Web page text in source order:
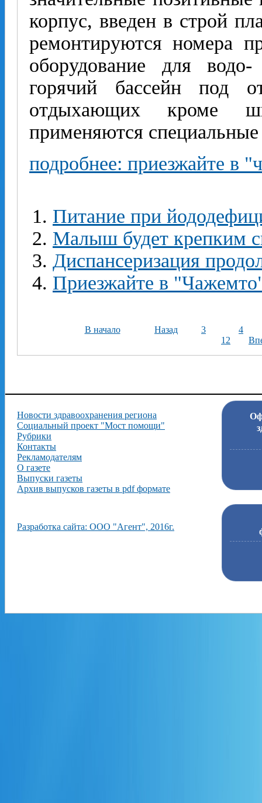
корпус, введен в строй
ремонтируются номера
оборудование для
горячий бассейн под
отдыхающих кроме
применяются
подробнее: приезжайте в
Питание при
Малыш будет крепким
Диспансеризация
Приезжайте в
В начало Назад 3
4
12
Новости здравоохранения региона
Социальный проект "Мост помощи"
Рубрики
Контакты
Рекламодателям
О газете
Выпуски газеты
Архив выпусков газеты в pdf формате
Разработка сайта: ООО "Агент", 2016г.